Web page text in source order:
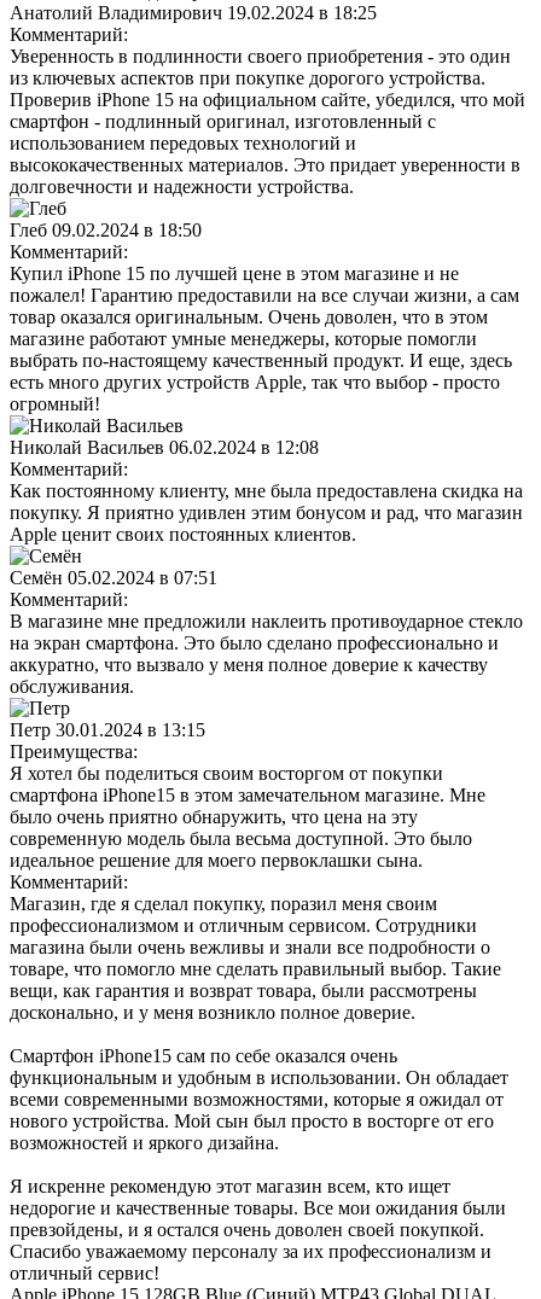
Анатолий Владимирович 19.02.2024 в 18:25
Комментарий:
Уверенность в подлинности своего приобретения - это один
из ключевых аспектов при покупке дорогого устройства.
Проверив iPhone 15 на официальном сайте, убедился, что мой
смартфон - подлинный оригинал, изготовленный с
использованием передовых технологий и
высококачественных материалов. Это придает уверенности в
долговечности и надежности устройства.
Глеб 09.02.2024 в 18:50
Комментарий:
Купил iPhone 15 по лучшей цене в этом магазине и не
пожалел! Гарантию предоставили на все случаи жизни, а сам
товар оказался оригинальным. Очень доволен, что в этом
магазине работают умные менеджеры, которые помогли
выбрать по-настоящему качественный продукт. И еще, здесь
есть много других устройств Apple, так что выбор - просто
огромный!
Николай Васильев 06.02.2024 в 12:08
Комментарий:
Как постоянному клиенту, мне была предоставлена скидка на
покупку. Я приятно удивлен этим бонусом и рад, что магазин
Apple ценит своих постоянных клиентов.
Семён 05.02.2024 в 07:51
Комментарий:
В магазине мне предложили наклеить противоударное стекло
на экран смартфона. Это было сделано профессионально и
аккуратно, что вызвало у меня полное доверие к качеству
обслуживания.
Петр 30.01.2024 в 13:15
Преимущества:
Я хотел бы поделиться своим восторгом от покупки
смартфона iPhone15 в этом замечательном магазине. Мне
было очень приятно обнаружить, что цена на эту
современную модель была весьма доступной. Это было
идеальное решение для моего первоклашки сына.
Комментарий:
Магазин, где я сделал покупку, поразил меня своим
профессионализмом и отличным сервисом. Сотрудники
магазина были очень вежливы и знали все подробности о
товаре, что помогло мне сделать правильный выбор. Такие
вещи, как гарантия и возврат товара, были рассмотрены
досконально, и у меня возникло полное доверие.
Смартфон iPhone15 сам по себе оказался очень
функциональным и удобным в использовании. Он обладает
всеми современными возможностями, которые я ожидал от
нового устройства. Мой сын был просто в восторге от его
возможностей и яркого дизайна.
Я искренне рекомендую этот магазин всем, кто ищет
недорогие и качественные товары. Все мои ожидания были
превзойдены, и я остался очень доволен своей покупкой.
Спасибо уважаемому персоналу за их профессионализм и
отличный сервис!
Apple iPhone 15 128GB Blue (Синий) MTP43 Global DUAL